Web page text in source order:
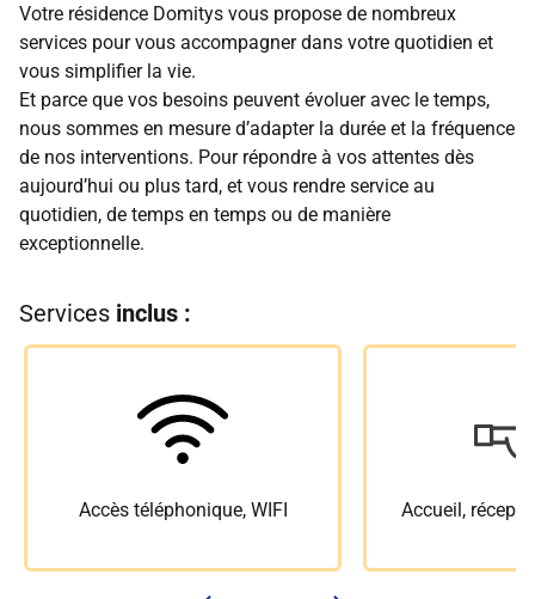
Votre résidence Domitys vous propose de nombreux
services pour vous accompagner dans votre quotidien et
vous simplifier la vie.
Et parce que vos besoins peuvent évoluer avec le temps,
nous sommes en mesure d’adapter la durée et la fréquence
de nos interventions. Pour répondre à vos attentes dès
aujourd’hui ou plus tard, et vous rendre service au
quotidien, de temps en temps ou de manière
exceptionnelle.
Services inclus :
Accès téléphonique, WIFI Accueil,